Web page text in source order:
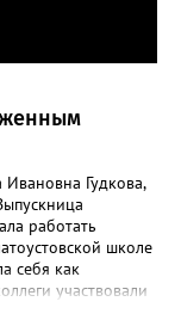
Гудкова,
работать
школе
себя как
участвовали